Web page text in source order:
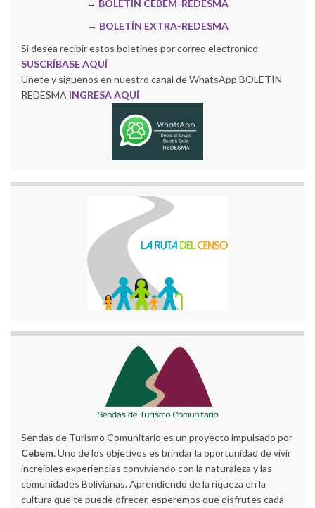
→ BOLETÍN CEBEM-REDESMA
→ BOLETÍN EXTRA-REDESMA
Si desea recibir estos boletines por correo electronico
SUSCRÍBASE AQUÍ
Únete y siguenos en nuestro canal de WhatsApp BOLETÍN
REDESMA INGRESA AQUÍ
Sendas de Turismo Comunitario es un proyecto impulsado por
Cebem. Uno de los objetivos es brindar la oportunidad de vivir
increíbles experiencias conviviendo con la naturaleza y las
comunidades Bolivianas. Aprendiendo de la riqueza en la
cultura que te puede ofrecer, esperemos que disfrutes cada